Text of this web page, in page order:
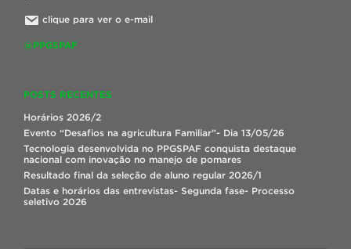
clique para ver o e-mail
@PPGSPAF
POSTS RECENTES
Horários 2026/2
Evento “Desafios na agricultura Familiar”- Dia 13/05/26
Tecnologia desenvolvida no PPGSPAF conquista destaque
nacional com inovação no manejo de pomares
Resultado final da seleção de aluno regular 2026/1
Datas e horários das entrevistas- Segunda fase- Processo
seletivo 2026